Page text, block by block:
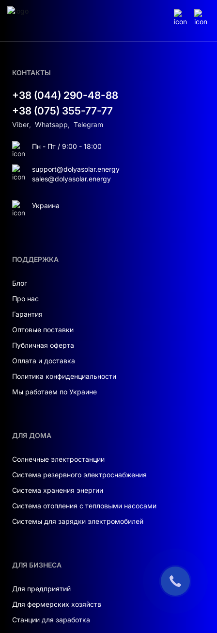
ПОДДЕРЖКА
Блог
Про нас
Гарантия
Оптовые поставки
Публичная оферта
Оплата и доставка
Политика конфиденциальности
Мы работаем по Украине
ДЛЯ ДОМА
Солнечные электростанции
Система резервного электроснабжения
Система хранения энергии
Система отопления с тепловыми насосами
Системы для зарядки электромобилей
ДЛЯ БИЗНЕСА
Для предприятий
Для фермерских хозяйств
Станции для заработка
КОНТАКТЫ
+38 (044) 290-48-88
+38 (075) 355-77-77
Viber, Whatsapp, Telegram
Пн - Пт / 9:00 - 18:00
support@dolyasolar.energy
sales@dolyasolar.energy
Украина